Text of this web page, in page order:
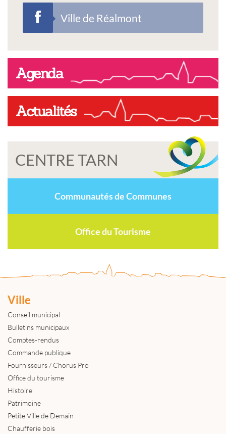
Ville de Réalmont
Agenda
Actualités
CENTRE TARN
Communautés de Communes
Office du Tourisme
Ville
Conseil municipal
Bulletins municipaux
Comptes-rendus
Commande publique
Fournisseurs / Chorus Pro
Office du tourisme
Histoire
Patrimoine
Petite Ville de Demain
Chaufferie bois